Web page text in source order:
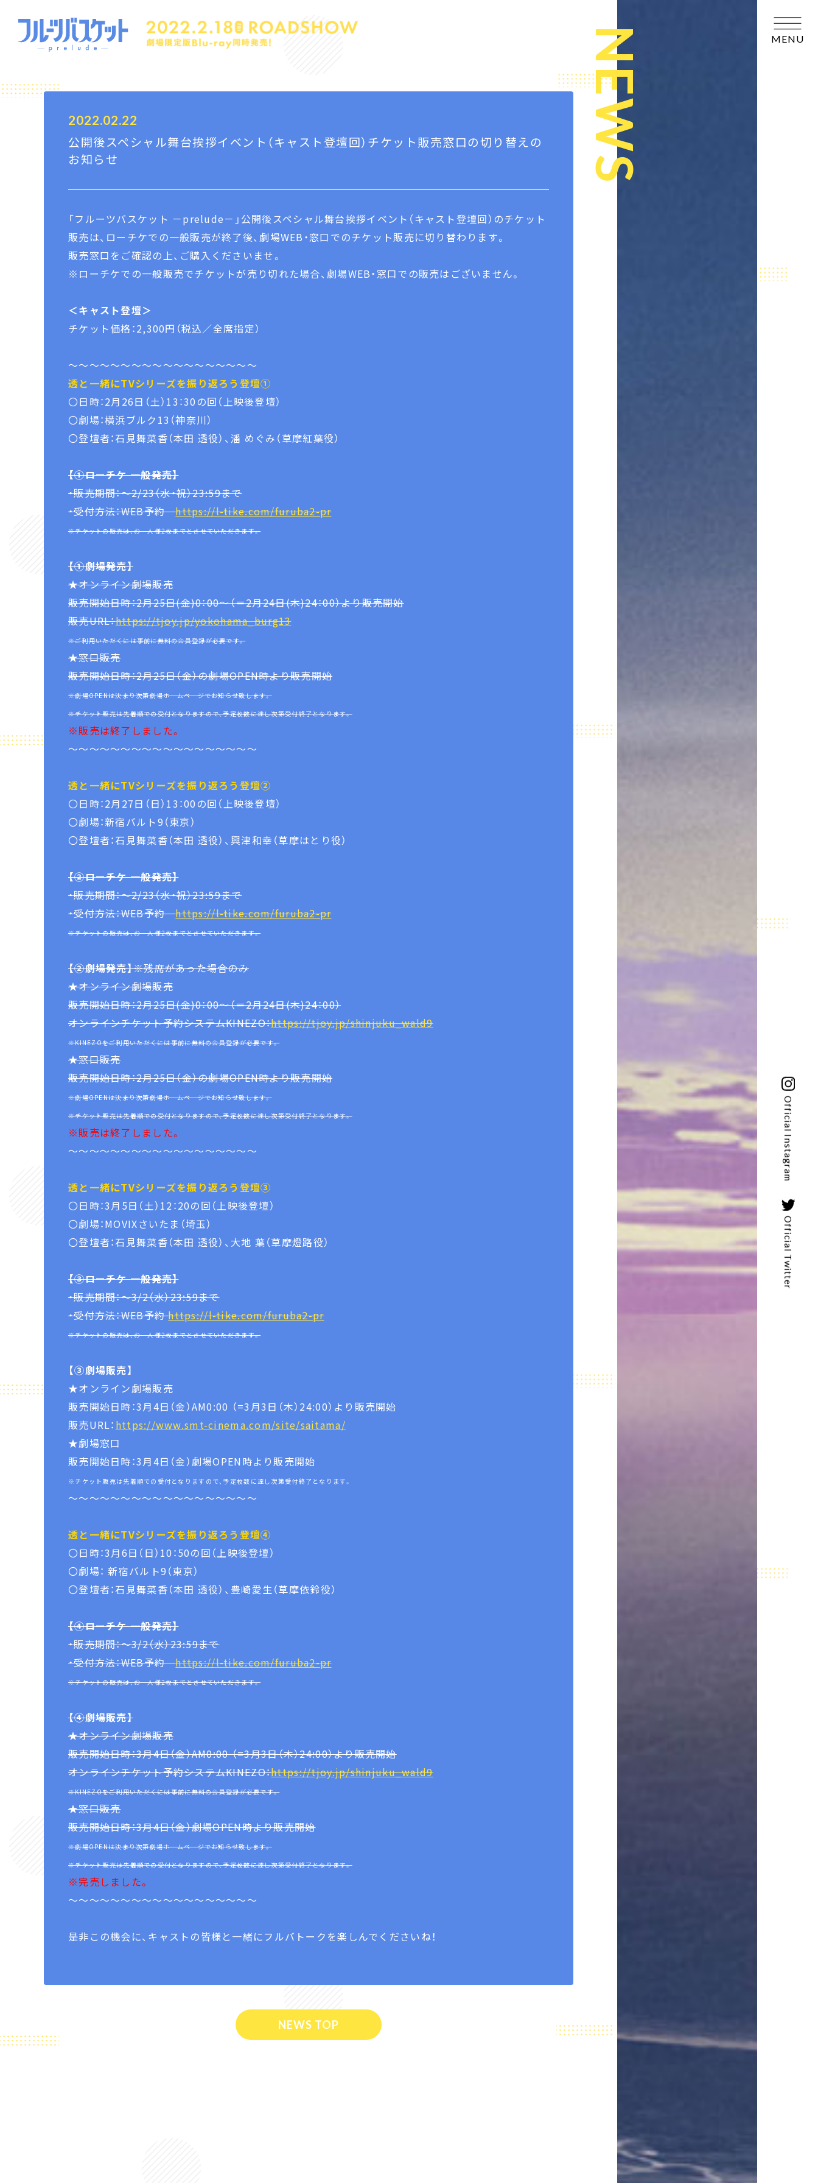
MENU
NEWS
2022.02.22
公開後スペシャル舞台挨拶イベント（キャスト登壇回）チケット販売窓口の切り替えの
お知らせ
「フルーツバスケット －prelude－」公開後スペシャル舞台挨拶イベント（キャスト登壇回）のチケット
販売は、ローチケでの一般販売が終了後、劇場WEB・窓口でのチケット販売に切り替わります。
販売窓口をご確認の上、ご購入くださいませ。
※ローチケでの一般販売でチケットが売り切れた場合、劇場WEB・窓口での販売はございません。
＜キャスト登壇＞
チケット価格：2,300円（税込／全席指定）
～～～～～～～～～～～～～～～～～～
透と一緒にTVシリーズを振り返ろう登壇①
〇日時：2月26日（土）13：30の回（上映後登壇）
〇劇場：横浜ブルク13（神奈川）
〇登壇者：石見舞菜香（本田 透役）、潘 めぐみ（草摩紅葉役）
【①ローチケ 一般発売】
・販売期間：～2/23（水・祝）23:59まで
・受付方法：WEB予約https://l-tike.com/furuba2-pr
※チケットの販売は、お一人様2枚までとさせていただきます。
【①劇場発売】
★オンライン劇場販売
販売開始日時：2月25日(金)0：00～（＝2月24日(木)24：00）より販売開始
販売URL：https://tjoy.jp/yokohama_burg13
※ご利用いただくには事前に無料の会員登録が必要です。
★窓口販売
販売開始日時：2月25日（金）の劇場OPEN時より販売開始
※劇場OPENは決まり次第劇場ホームページでお知らせ致します。
※チケット販売は先着順での受付となりますので、予定枚数に達し次第受付終了となります。
※販売は終了しました。
～～～～～～～～～～～～～～～～～～
透と一緒にTVシリーズを振り返ろう登壇②
〇日時：2月27日（日）13：00の回（上映後登壇）
〇劇場：新宿バルト9（東京）
〇登壇者：石見舞菜香（本田 透役）、興津和幸（草摩はとり役）
【②ローチケ 一般発売】
・販売期間：～2/23（水・祝）23:59まで
・受付方法：WEB予約https://l-tike.com/furuba2-pr
※チケットの販売は、お一人様2枚までとさせていただきます。
【②劇場発売】※残席があった場合のみ
★オンライン劇場販売
販売開始日時：2月25日(金)0：00～（＝2月24日(木)24：00）
オンラインチケット予約システムKINEZO：https://tjoy.jp/shinjuku_wald9
※KINEZOをご利用いただくには事前に無料の会員登録が必要です。
★窓口販売
販売開始日時：2月25日（金）の劇場OPEN時より販売開始
※劇場OPENは決まり次第劇場ホームページでお知らせ致します。
※チケット販売は先着順での受付となりますので、予定枚数に達し次第受付終了となります。
※販売は終了しました。
～～～～～～～～～～～～～～～～～～
透と一緒にTVシリーズを振り返ろう登壇③
〇日時：3月5日（土）12：20の回（上映後登壇）
〇劇場：MOVIXさいたま（埼玉）
〇登壇者：石見舞菜香（本田 透役）、大地 葉（草摩燈路役）
【③ローチケ 一般発売】
・販売期間：～3/2（水）23:59まで
・受付方法：WEB予約https://l-tike.com/furuba2-pr
※チケットの販売は、お一人様2枚までとさせていただきます。
【③劇場販売】
★オンライン劇場販売
販売開始日時：3月4日（金）AM0:00 （=3月3日（木）24:00）より販売開始
販売URL： https://www.smt-cinema.com/site/saitama/
★劇場窓口
販売開始日時：3月4日（金）劇場OPEN時より販売開始
※チケット販売は先着順での受付となりますので、予定枚数に達し次第受付終了となります。
～～～～～～～～～～～～～～～～～～
透と一緒にTVシリーズを振り返ろう登壇④
〇日時：3月6日（日）10：50の回（上映後登壇）
〇劇場： 新宿バルト9（東京）
〇登壇者：石見舞菜香（本田 透役）、豊崎愛生（草摩依鈴役）
【④ローチケ 一般発売】
・販売期間：～3/2（水）23:59まで
・受付方法：WEB予約https://l-tike.com/furuba2-pr
※チケットの販売は、お一人様2枚までとさせていただきます。
【④劇場販売】
★オンライン劇場販売
販売開始日時：3月4日（金）AM0:00 （=3月3日（木）24:00）より販売開始
オンラインチケット予約システムKINEZO：https://tjoy.jp/shinjuku_wald9
※KINEZOをご利用いただくには事前に無料の会員登録が必要です。
★窓口販売
販売開始日時：3月4日（金）劇場OPEN時より販売開始
※劇場OPENは決まり次第劇場ホームページでお知らせ致します。
※チケット販売は先着順での受付となりますので、予定枚数に達し次第受付終了となります。
※完売しました。
～～～～～～～～～～～～～～～～～～
是非この機会に、キャストの皆様と一緒にフルバトークを楽しんでくださいね！
NEWS TOP
Official Instagram
Official Twitter